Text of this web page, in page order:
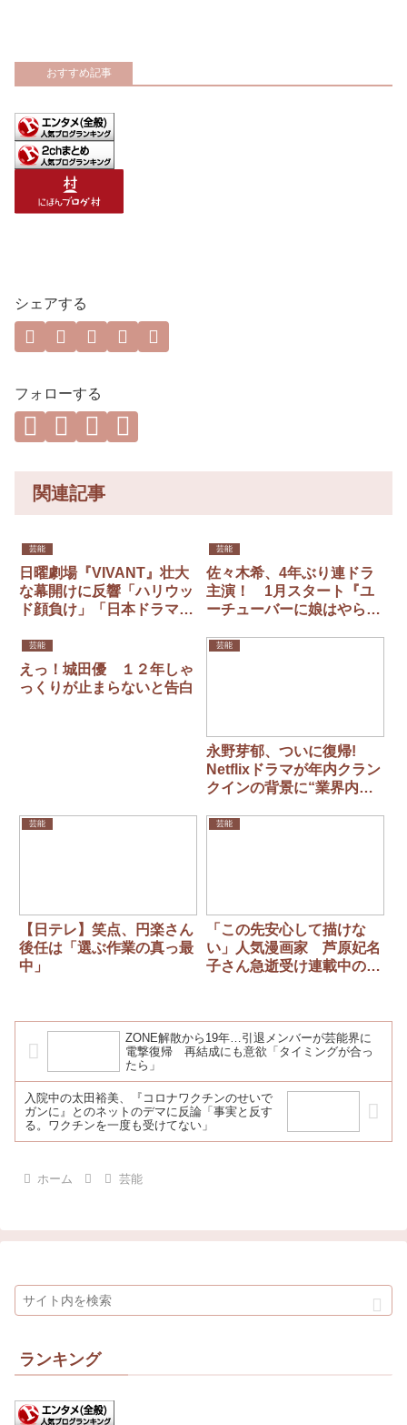
おすすめ記事
シェアする
フォローする
関連記事
芸能
日曜劇場『VIVANT』壮大
な幕開けに反響「ハリウッ
ド顔負け」「日本ドラマの
芸能
佐々木希、4年ぶり連ドラ
主演！ 1月スタート『ユ
ーチューバーに娘はやら
芸能
えっ！城田優 １２年しゃ
っくりが止まらないと告白
芸能
永野芽郁、ついに復帰!
Netflixドラマが年内クラン
クインの背景に“業界内同
力”
芸能
【日テレ】笑点、円楽さん
後任は「選ぶ作業の真っ最
中」
芸能
「この先安心して描けな
い」人気漫画家 芦原妃名
子さん急逝受け連載中の小
ZONE解散から19年…引退メンバーが芸能界に
電撃復帰 再結成にも意欲「タイミングが合っ
たら」
入院中の太田裕美、『コロナワクチンのせいで
ガンに』とのネットのデマに反論「事実と反す
る。ワクチンを一度も受けてない」
ホーム 芸能
ランキング